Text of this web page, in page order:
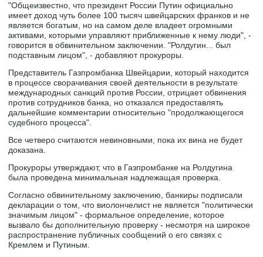
"Общеизвестно, что президент России Путин официально
имеет доход чуть более 100 тысяч швейцарских франков и не
является богатым, но на самом деле владеет огромными
активами, которыми управляют приближенные к нему люди", -
говорится в обвинительном заключении. "Ролдугин... был
подставным лицом", - добавляют прокуроры.
Представитель Газпромбанка Швейцарии, который находится
в процессе сворачивания своей деятельности в результате
международных санкций против России, отрицает обвинения
против сотрудников банка, но отказался предоставлять
дальнейшие комментарии относительно "продолжающегося
судебного процесса".
Все четверо считаются невиновными, пока их вина не будет
доказана.
Прокуроры утверждают, что в Газпромбанке на Ролдугина
была проведена минимальная надлежащая проверка.
Согласно обвинительному заключению, банкиры подписали
декларации о том, что виолончелист не является "политически
значимым лицом" - формальное определение, которое
вызвало бы дополнительную проверку - несмотря на широкое
распространение публичных сообщений о его связях с
Кремлем и Путиным.